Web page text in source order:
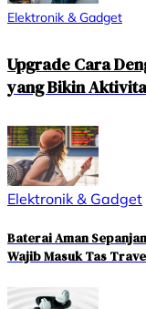
Elektronik & Gadget
Upgrade Cara
yang Bikin
Elektronik & Gadget
Baterai Aman
Wajib Masuk Tas